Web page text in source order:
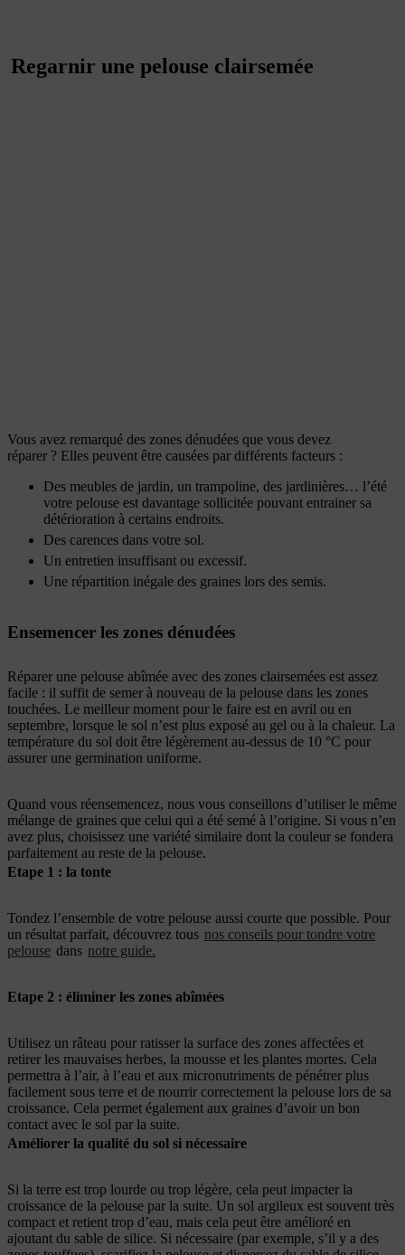
Regarnir une pelouse clairsemée
Vous avez remarqué des zones dénudées que vous devez
réparer ? Elles peuvent être causées par différents facteurs :
Des meubles de jardin, un trampoline, des jardinières… l’été
votre pelouse est davantage sollicitée pouvant entrainer sa
détérioration à certains endroits.
Des carences dans votre sol.
Un entretien insuffisant ou excessif.
Une répartition inégale des graines lors des semis.
Ensemencer les zones dénudées
Réparer une pelouse abîmée avec des zones clairsemées est assez
facile : il suffit de semer à nouveau de la pelouse dans les zones
touchées. Le meilleur moment pour le faire est en avril ou en
septembre, lorsque le sol n’est plus exposé au gel ou à la chaleur. La
température du sol doit être légèrement au-dessus de 10 °C pour
assurer une germination uniforme.
Quand vous réensemencez, nous vous conseillons d’utiliser le même
mélange de graines que celui qui a été semé à l’origine. Si vous n’en
avez plus, choisissez une variété similaire dont la couleur se fondera
parfaitement au reste de la pelouse.
Etape 1 : la tonte
Tondez l’ensemble de votre pelouse aussi courte que possible. Pour
un résultat parfait, découvrez tous nos conseils pour tondre votre
pelouse dans notre guide.
Etape 2 : éliminer les zones abîmées
Utilisez un râteau pour ratisser la surface des zones affectées et
retirer les mauvaises herbes, la mousse et les plantes mortes. Cela
permettra à l’air, à l’eau et aux micronutriments de pénétrer plus
facilement sous terre et de nourrir correctement la pelouse lors de sa
croissance. Cela permet également aux graines d’avoir un bon
contact avec le sol par la suite.
Améliorer la qualité du sol si nécessaire
Si la terre est trop lourde ou trop légère, cela peut impacter la
croissance de la pelouse par la suite. Un sol argileux est souvent très
compact et retient trop d’eau, mais cela peut être amélioré en
ajoutant du sable de silice. Si nécessaire (par exemple, s’il y a des